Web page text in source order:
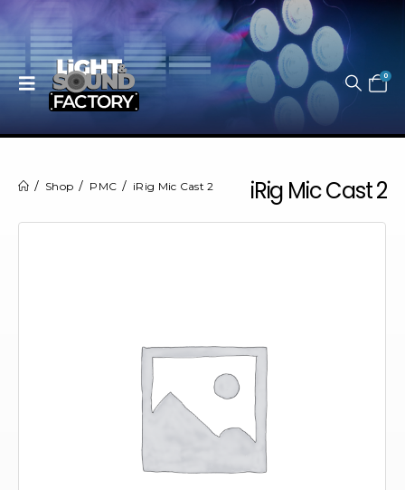
0
iRig Mic Cast 2
Shop PMC iRig Mic Cast 2